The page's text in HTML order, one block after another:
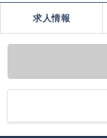
求人情報